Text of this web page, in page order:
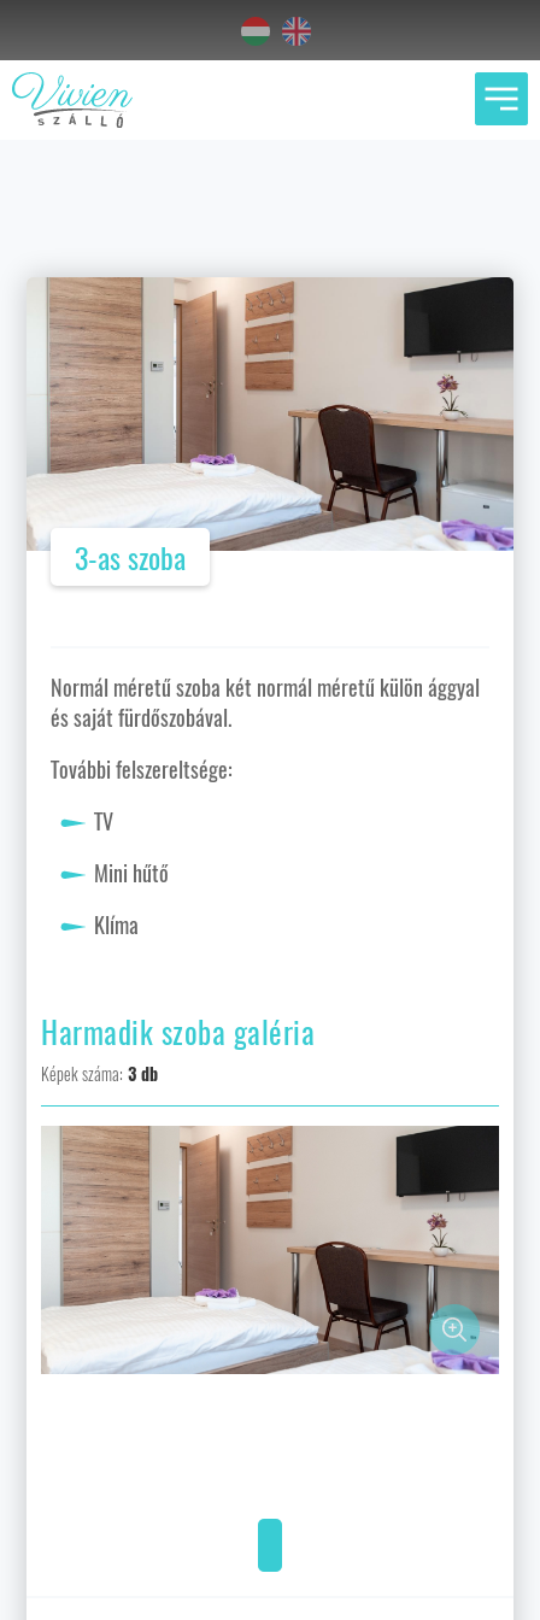
3-as szoba
Normál méretű szoba két normál méretű külön ággyal
és saját fürdőszobával.
További felszereltsége:
TV
Mini hűtő
Klíma
Harmadik szoba galéria
Képek száma: 3 db